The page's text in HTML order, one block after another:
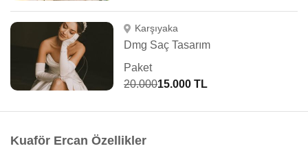
Karşıyaka
Dmg Saç Tasarım
Paket
20.00015.000 TL
Kuaför Ercan Özellikler